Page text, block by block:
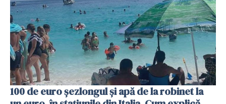
100 de euro șezlongul și apă de la robinet la